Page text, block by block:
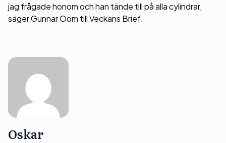
jag frågade honom och han tände till på alla cylindrar,
säger Gunnar Oom till Veckans Brief.
Oskar